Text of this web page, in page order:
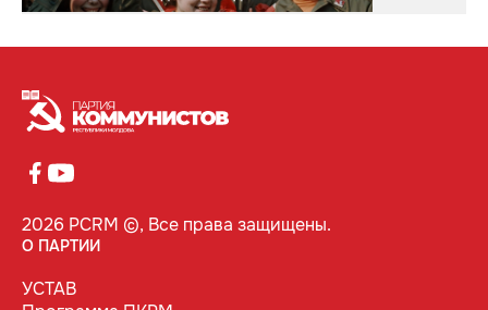
2026 PCRM ©, Все права защищены.
О ПАРТИИ
УСТАВ